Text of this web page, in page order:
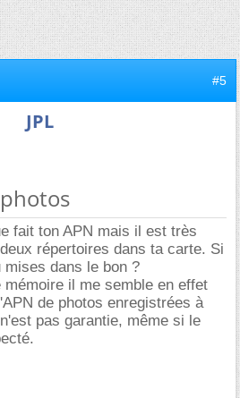
#5
JPL
fait ton APN mais il est très
répertoires dans ta carte. Si
dans le bon ?
il me semble en effet
de photos enregistrées à
pas garantie, même si le